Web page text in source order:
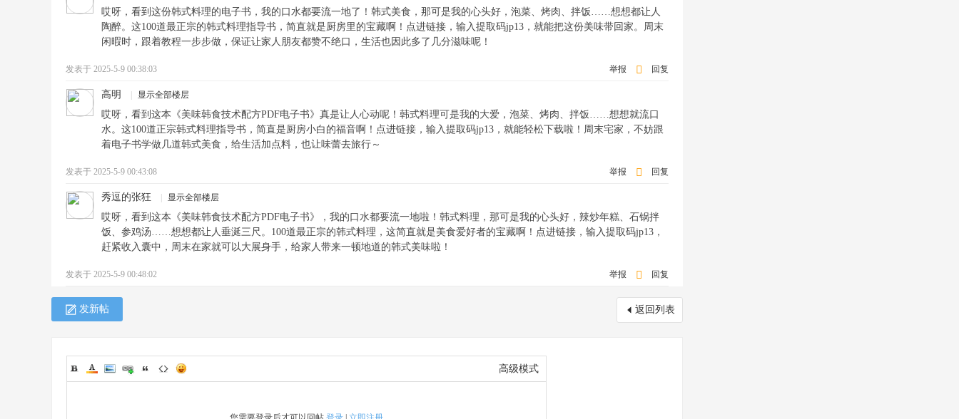
哎呀，看到这份韩式料理的电子书，我的口水都要流一地了！韩式美食，那可是我的心头好，泡菜、烤肉、拌饭……想想都让人
陶醉。这100道最正宗的韩式料理指导书，简直就是厨房里的宝藏啊！点进链接，输入提取码jp13，就能把这份美味带回家。周末
闲暇时，跟着教程一步步做，保证让家人朋友都赞不绝口，生活也因此多了几分滋味呢！
发表于 2025-5-9 00:38:03 举报 回复
高明 显示全部楼层
哎呀，看到这本《美味韩食技术配方PDF电子书》真是让人心动呢！韩式料理可是我的大爱，泡菜、烤肉、拌饭……想想就流口
水。这100道正宗韩式料理指导书，简直是厨房小白的福音啊！点进链接，输入提取码jp13，就能轻松下载啦！周末宅家，不妨跟
着电子书学做几道韩式美食，给生活加点料，也让味蕾去旅行～
发表于 2025-5-9 00:43:08 举报 回复
秀逗的张狂 显示全部楼层
哎呀，看到这本《美味韩食技术配方PDF电子书》，我的口水都要流一地啦！韩式料理，那可是我的心头好，辣炒年糕、石锅拌
饭、参鸡汤……想想都让人垂涎三尺。100道最正宗的韩式料理，这简直就是美食爱好者的宝藏啊！点进链接，输入提取码jp13，
赶紧收入囊中，周末在家就可以大展身手，给家人带来一顿地道的韩式美味啦！
发表于 2025-5-9 00:48:02 举报 回复
返回列表
发新帖
高级模式